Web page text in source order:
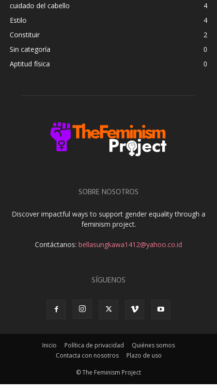
cuidado del cabello
4
Estilo
4
Constituir
2
Sin categoría
0
Aptitud física
0
SOBRE NOSOTROS
Discover impactful ways to support gender equality through a
feminism project.
Contáctanos: bellasungkawa1412@yahoo.co.id
SÍGUENOS
Inicio Política de privacidad
Quiénes somos
Contacta con nosotros
Plazo de uso
© The Feminism Project